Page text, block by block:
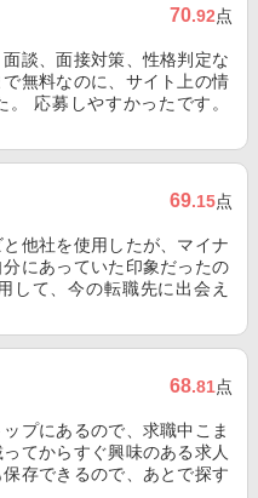
70.92点
談、面接対策、性格判定な
無料なのに、サイト上の情
応募しやすかったです。
69.15点
他社を使用したが、マイナ
にあっていた印象だったの
して、今の転職先に出会え
68.81点
プにあるので、求職中こま
てからすぐ興味のある求人
存できるので、あとで探す